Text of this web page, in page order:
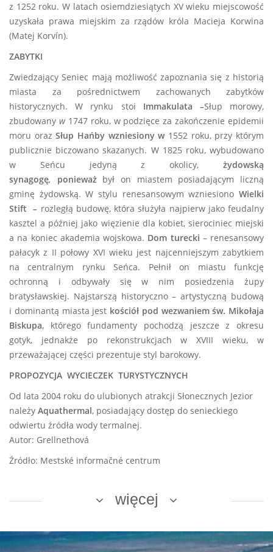
z 1252 roku. W latach osiemdziesiątych XV wieku miejscowość
uzyskała prawa miejskim za rządów króla Macieja Korwina
(Matej Korvín).
ZABYTKI
Zwiedzający Seniec mają możliwość zapoznania się z historią
miasta za pośrednictwem zachowanych zabytków
historycznych. W rynku stoi Immakulata –Słup morowy,
zbudowany w1747 roku, w podzięce za zakończenie epidemii
moru orazSłup Hańby wzniesiony w 1552 roku, przy którym
publicznie biczowano skazanych. W 1825 roku, wybudowano
w Seńcu jedyną z okolicy, żydowską
synagogę, ponieważ był on miastem posiadającym liczną
gminę żydowską. W stylu renesansowym wzniesiono Wielki
Stift – rozległą budowę, która służyła najpierw jako feudalny
kasztel a później jako więzienie dla kobiet, sierociniec miejski
a na koniec akademia wojskowa. Dom turecki – renesansowy
pałacyk z II połowy XVI wieku jest najcenniejszym zabytkiem
na centralnym rynku Seńca. Pełnił on miastu funkcję
ochronną i odbywały się w nim posiedzenia żupy
bratysławskiej. Najstarszą historyczno – artystyczną budową
i dominantą miasta jest kościół pod wezwaniem św. Mikołaja
Biskupa, którego fundamenty pochodzą jeszcze z okresu
gotyk, jednakże po rekonstrukcjach w XVIII wieku, w
przeważającej części prezentuje styl barokowy.
PROPOZYCJA WYCIECZEK TURYSTYCZNYCH
Od lata 2004 roku do ulubionych atrakcji Słonecznych Jezior
należy Aquathermal, posiadający dostęp do senieckiego
odwiertu źródła wody termalnej.
Autor: Grellnethová
Źródło: Mestské informačné centrum
więcej